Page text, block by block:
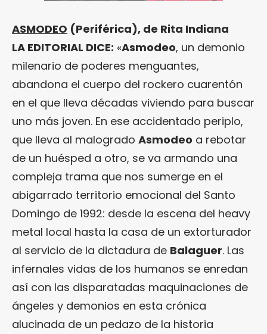
ASMODEO (Periférica), de Rita Indiana
LA EDITORIAL DICE: «Asmodeo, un demonio
milenario de poderes menguantes,
abandona el cuerpo del rockero cuarentón
en el que lleva décadas viviendo para buscar
uno más joven. En ese accidentado periplo,
que lleva al malogrado Asmodeo a rebotar
de un huésped a otro, se va armando una
compleja trama que nos sumerge en el
abigarrado territorio emocional del Santo
Domingo de 1992: desde la escena del heavy
metal local hasta la casa de un extorturador
al servicio de la dictadura de Balaguer. Las
infernales vidas de los humanos se enredan
así con las disparatadas maquinaciones de
ángeles y demonios en esta crónica
alucinada de un pedazo de la historia